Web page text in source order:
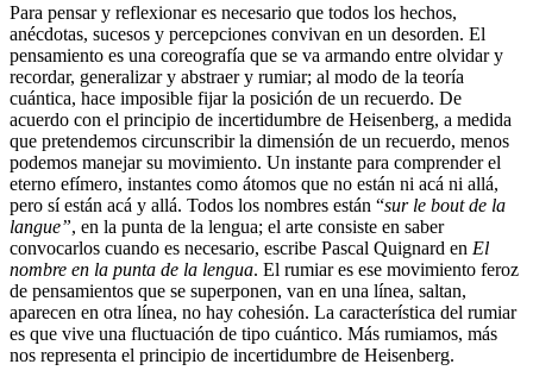
Para pensar y reflexionar es necesario que todos los hechos,
anécdotas, sucesos y percepciones convivan en un desorden. El
pensamiento es una coreografía que se va armando entre olvidar y
recordar, generalizar y abstraer y rumiar; al modo de la teoría
cuántica, hace imposible fijar la posición de un recuerdo. De
acuerdo con el principio de incertidumbre de Heisenberg, a medida
que pretendemos circunscribir la dimensión de un recuerdo, menos
podemos manejar su movimiento. Un instante para comprender el
eterno efímero, instantes como átomos que no están ni acá ni allá,
pero sí están acá y allá. Todos los nombres están “sur le bout de la
langue”, en la punta de la lengua; el arte consiste en saber
convocarlos cuando es necesario, escribe Pascal Quignard en El
nombre en la punta de la lengua. El rumiar es ese movimiento feroz
de pensamientos que se superponen, van en una línea, saltan,
aparecen en otra línea, no hay cohesión. La característica del rumiar
es que vive una fluctuación de tipo cuántico. Más rumiamos, más
nos representa el principio de incertidumbre de Heisenberg.